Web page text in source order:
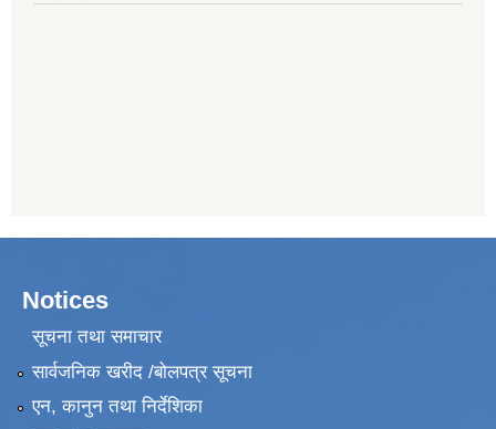
Notices
सूचना तथा समाचार
सार्वजनिक खरीद /बोलपत्र सूचना
एन, कानुन तथा निर्देशिका